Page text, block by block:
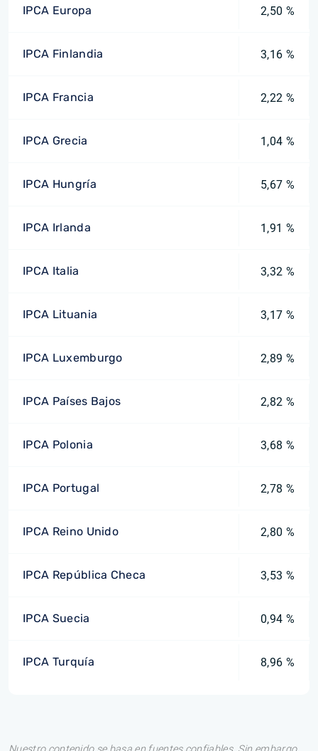
IPCA Europa 2,50 %
IPCA Finlandia 3,16 %
IPCA Francia 2,22 %
IPCA Grecia 1,04 %
IPCA Hungría 5,67 %
IPCA Irlanda 1,91 %
IPCA Italia 3,32 %
IPCA Lituania 3,17 %
IPCA Luxemburgo 2,89 %
IPCA Países Bajos 2,82 %
IPCA Polonia 3,68 %
IPCA Portugal 2,78 %
IPCA Reino Unido 2,80 %
IPCA República Checa 3,53 %
IPCA Suecia 0,94 %
IPCA Turquía 8,96 %